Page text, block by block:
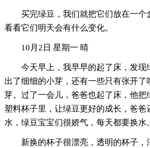
买完绿豆，我们就把它们放在一个
看看它们明天会有什么变化。
10月2日 星期一 晴
今天早上，我早早的起了床，发现
出了细细的小芽，还有一些只有张开了
芽。过了一会儿，爸爸也起了床，他把
塑料杯子里，让绿豆更好的成长，爸爸
水，绿豆宝宝们很娇气，每天都要换水。
新换的杯子很漂亮，透明的杯子，